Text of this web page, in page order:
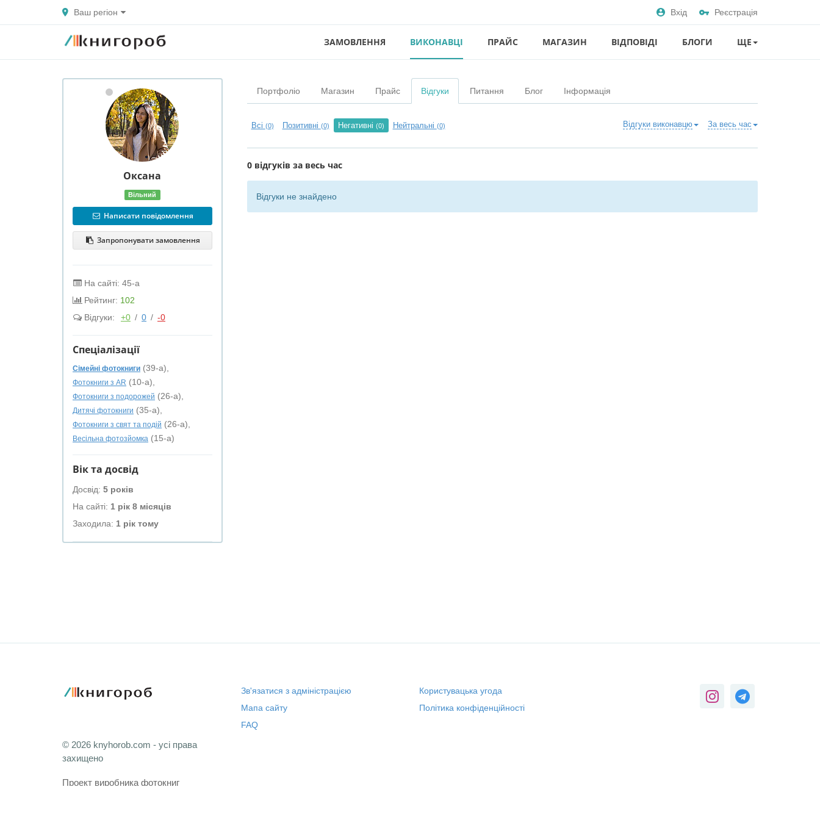
Ваш регіон Вхід Реєстрація
ЗАМОВЛЕННЯ ВИКОНАВЦІ ПРАЙС МАГАЗИН ВІДПОВІДІ БЛОГИ ЩЕ
Оксана
Вільний
Написати повідомлення
Запропонувати замовлення
На сайті: 45-а
Рейтинг: 102
Відгуки:
+0 / 0 / -0
Спеціалізації
Сімейні фотокниги (39-а),
Фотокниги з AR (10-а),
Фотокниги з подорожей (26-а),
Дитячі фотокниги (35-а),
Фотокниги з свят та подій (26-а),
Весільна фотозйомка (15-а)
Вік та досвід
Досвід: 5 років
На сайті: 1 рік 8 місяців
Заходила: 1 рік тому
Портфоліо Магазин Прайс Відгуки Питання Блог Інформація
Всі (0) Позитивні (0) Негативні (0) Нейтральні (0) За весь час
Відгуки виконавцю
0 відгуків за весь час
Відгуки не знайдено
© 2026 knyhorob.com - усі права
захищено
Проект виробника фотокниг
Зв'язатися з адміністрацією
Мапа сайту
FAQ
Користувацька угода
Політика конфіденційності